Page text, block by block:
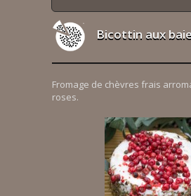
Bicottin aux
Fromage de chèvres frais
roses.